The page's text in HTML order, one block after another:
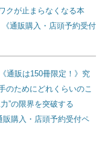
クが止まらなくなる本
《通販購入・店頭予約受付
通販は150冊限定！》究
のためにどれくらいのこ
”の限界を突破する
販購入・店頭予約受付ペ